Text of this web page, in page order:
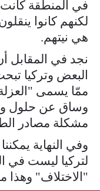
في المنطقة كانت
لكنهم كانوا
هي نيتهم.
نجد في المقابل
البعض وتركيا
ممّا يسمى
وساق عن حلول
مشكلة مصادر
وفي النهاية
لتركيا ليست في
"الاختلاف" وهذا